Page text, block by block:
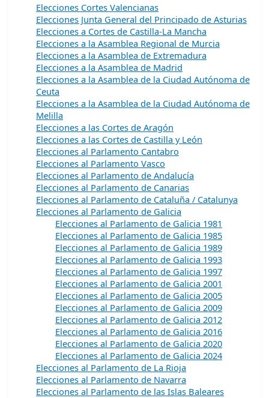
Elecciones Cortes Valencianas
Elecciones Junta General del Principado de Asturias
Elecciones a Cortes de Castilla-La Mancha
Elecciones a la Asamblea Regional de Murcia
Elecciones a la Asamblea de Extremadura
Elecciones a la Asamblea de Madrid
Elecciones a la Asamblea de la Ciudad Autónoma de
Ceuta
Elecciones a la Asamblea de la Ciudad Autónoma de
Melilla
Elecciones a las Cortes de Aragón
Elecciones a las Cortes de Castilla y León
Elecciones al Parlamento Cantabro
Elecciones al Parlamento Vasco
Elecciones al Parlamento de Andalucía
Elecciones al Parlamento de Canarias
Elecciones al Parlamento de Cataluña / Catalunya
Elecciones al Parlamento de Galicia
Elecciones al Parlamento de Galicia 1981
Elecciones al Parlamento de Galicia 1985
Elecciones al Parlamento de Galicia 1989
Elecciones al Parlamento de Galicia 1993
Elecciones al Parlamento de Galicia 1997
Elecciones al Parlamento de Galicia 2001
Elecciones al Parlamento de Galicia 2005
Elecciones al Parlamento de Galicia 2009
Elecciones al Parlamento de Galicia 2012
Elecciones al Parlamento de Galicia 2016
Elecciones al Parlamento de Galicia 2020
Elecciones al Parlamento de Galicia 2024
Elecciones al Parlamento de La Rioja
Elecciones al Parlamento de Navarra
Elecciones al Parlamento de las Islas Baleares